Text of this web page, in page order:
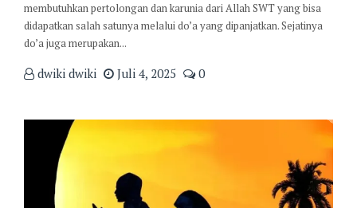
membutuhkan pertolongan dan karunia dari Allah SWT yang bisa
didapatkan salah satunya melalui do’a yang dipanjatkan. Sejatinya
do’a juga merupakan...
dwiki dwiki Juli 4, 2025 0